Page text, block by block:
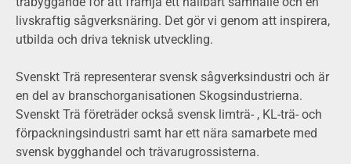
Planering
Klimatkalkylator hallar
Projektering av trähus - generellt
Byggsystem
Fasadsystem i skivmaterial
Bullerskärmar och andra utomhuskonstruktioner
livskraftig sågverksnäring. Det gör vi genom att inspirera,
utbilda och driva teknisk utveckling.
Svenskt Trä representerar svensk sågverksindustri och är
en del av branschorganisationen Skogsindustrierna.
Svenskt Trä företräder också svensk limträ- , KL-trä- och
förpackningsindustri samt har ett nära samarbete med
svensk bygghandel och trävarugrossisterna.